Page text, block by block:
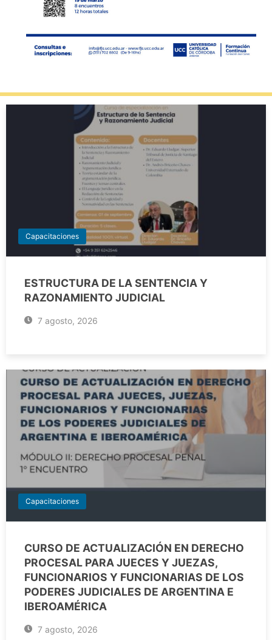
Capacitaciones
ESTRUCTURA DE LA SENTENCIA Y
RAZONAMIENTO JUDICIAL
7 agosto, 2026
Capacitaciones
CURSO DE ACTUALIZACIÓN EN DERECHO
PROCESAL PARA JUECES Y JUEZAS,
FUNCIONARIOS Y FUNCIONARIAS DE LOS
PODERES JUDICIALES DE ARGENTINA E
IBEROAMÉRICA
7 agosto, 2026